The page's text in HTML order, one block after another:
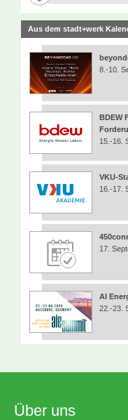
Aus dem stadt+werk
8.-10.
BDEW
15.-16.
VKU-
16.-17.
17.
AI
22.-23.
Über uns